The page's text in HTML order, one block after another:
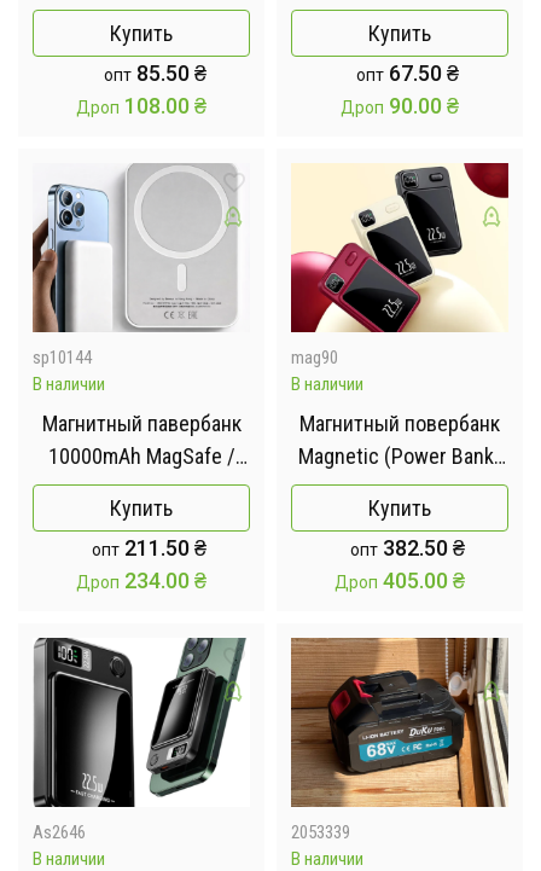
для 18650 Li-Ion
аккумуляторов
Купить
опт 85.50₴
Дроп 108.00₴
ионовая x-balog 26650
8800 mah 1 шт
Купить
опт 67.50₴
Дроп 90.00₴
sp10144
В наличии
Магнитный павербанк
10000mAh MagSafe /
Power Bank lightning /
Повербанк магнитный
беспроводной 22,5W
Купить
опт 211.50₴
Дроп 234.00₴
mag90
В наличии
Магнитный повербанк
Magnetic (Power Bank)
90 000mAh , быстрой
зарядкой 22.5W и LED-
дисплеем
Купить
опт 382.50₴
Дроп 405.00₴
As2646
В наличии
2053339
В наличии